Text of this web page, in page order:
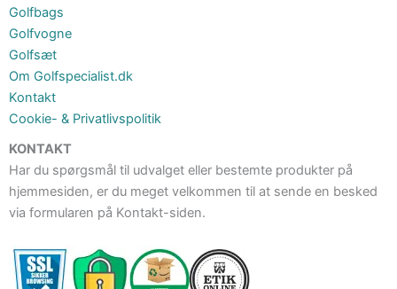
Golfbags
Golfvogne
Golfsæt
Om Golfspecialist.dk
Kontakt
Cookie- & Privatlivspolitik
KONTAKT
Har du spørgsmål til udvalget eller bestemte produkter på
hjemmesiden, er du meget velkommen til at sende en besked
via formularen på Kontakt-siden.